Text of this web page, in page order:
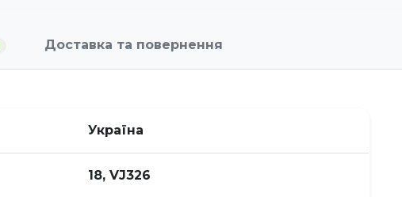
Доставка та повернення
Україна
18, VJ326